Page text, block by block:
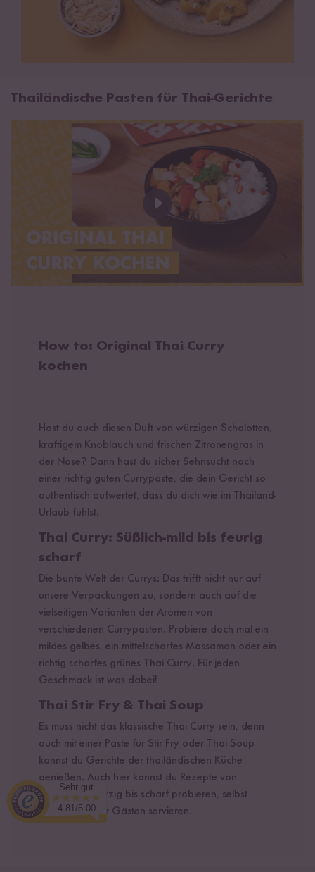
Thailändische Pasten für Thai-Gerichte
How to: Original Thai Curry
kochen
Hast du auch diesen Duft von würzigen Schalotten,
kräftigem Knoblauch und frischen Zitronengras in
der Nase? Dann hast du sicher Sehnsucht nach
einer richtig guten Currypaste, die dein Gericht so
authentisch aufwertet, dass du dich wie im Thailand-
Urlaub fühlst.
Thai Curry: Süßlich-mild bis feurig
scharf
Die bunte Welt der Currys: Das trifft nicht nur auf
unsere Verpackungen zu, sondern auch auf die
vielseitigen Varianten der Aromen von
verschiedenen Currypasten. Probiere doch mal ein
mildes gelbes, ein mittelscharfes Massaman oder ein
richtig scharfes grünes Thai Curry. Für jeden
Geschmack ist was dabei!
Thai Stir Fry & Thai Soup
Es muss nicht das klassische Thai Curry sein, denn
auch mit einer Paste für Stir Fry oder Thai Soup
kannst du Gerichte der thailändischen Küche
genießen. Auch hier kannst du Rezepte von
aromatisch würzig bis scharf probieren, selbst
verputzen oder Gästen servieren.
Sehr gut
4.81/5.00